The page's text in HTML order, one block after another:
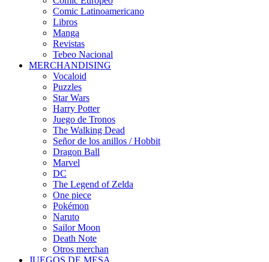
Comic Latinoamericano
Libros
Manga
Revistas
Tebeo Nacional
MERCHANDISING
Vocaloid
Puzzles
Star Wars
Harry Potter
Juego de Tronos
The Walking Dead
Señor de los anillos / Hobbit
Dragon Ball
Marvel
DC
The Legend of Zelda
One piece
Pokémon
Naruto
Sailor Moon
Death Note
Otros merchan
JUEGOS DE MESA